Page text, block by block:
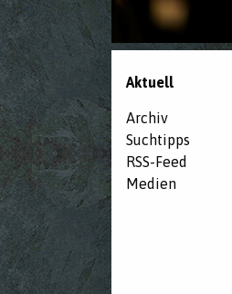
Aktuell
Archiv
Suchtipps
RSS-Feed
Medien